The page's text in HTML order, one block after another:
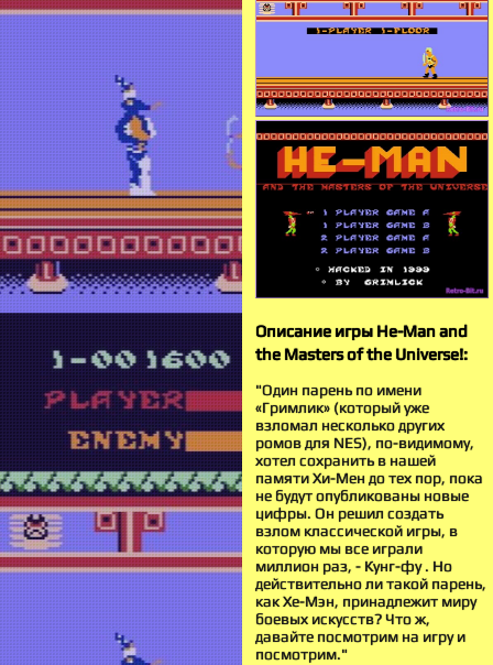
Описание игры He-Man and
the Masters of the Universe!:
"Один парень по имени
«Гримлик» (который уже
взломал несколько других
ромов для NES), по-видимому,
хотел сохранить в нашей
памяти Хи-Мен до тех пор, пока
не будут опубликованы новые
цифры. Он решил создать
взлом классической игры, в
которую мы все играли
миллион раз, - Кунг-фу . Но
действительно ли такой парень,
как Хе-Мэн, принадлежит миру
боевых искусств? Что ж,
давайте посмотрим на игру и
посмотрим."